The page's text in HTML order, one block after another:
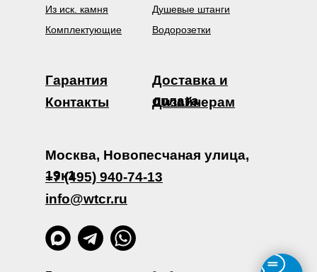
Из иск. камня
Комплектующие
Дизайнерам
Доставка и
оплата
Гарантия
Контакты
Москва, Новопесчаная улица,
19к1
info@wtcr.ru
+7 (495) 940-74-13
Душевые штанги
Водорозетки